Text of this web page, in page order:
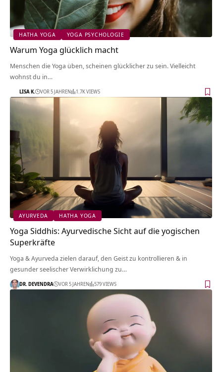
HATHA YOGA YOGA PSYCHOLOGIE
Warum Yoga glücklich macht
Menschen die Yoga üben, scheinen glücklicher zu sein. Vielleicht
wohnst du in…
LISA K. VOR 5 JAHREN 1.7K VIEWS
AYURVEDA HATHA YOGA
Yoga Siddhis: Ayurvedische Sicht auf die yogischen
Superkräfte
Yoga & Ayurveda zielen darauf, den Geist zu kontrollieren & in
gesunder seelischer Verwirklichung zu…
DR. DEVENDRA VOR 5 JAHREN 579 VIEWS